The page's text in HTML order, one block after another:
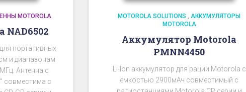
MOTOROLA
NAD6502
портативных
и диапазонам
Антенна с
совместима с
MOTOROLA SOLUTIONS
АККУМУЛЯТОРЫ
MOTOROLA
Аккумулятор Motorola
PMNN4450
Li-Ion аккумулятор для рации Motorola с
емкостью 2900мАч совместимый с